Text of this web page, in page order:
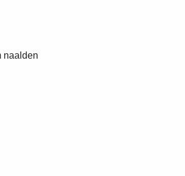
naalden